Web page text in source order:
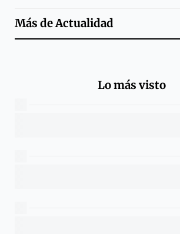
Más deActualidad
Lo más visto